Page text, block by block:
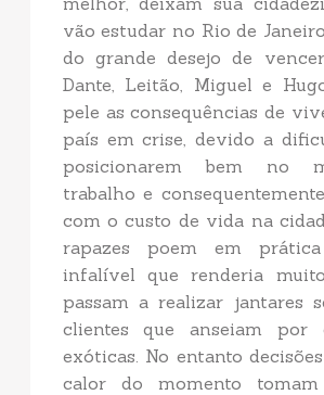
vão estudar no Rio de
do grande desejo de
Dante, Leitão, Miguel e
pele as consequências de
país em crise, devido a
posicionarem bem no
trabalho e
com o custo de vida na
rapazes poem em
infalível que renderia
passam a realizar jantares
clientes que anseiam por
exóticas. No entanto
calor do momento tomam